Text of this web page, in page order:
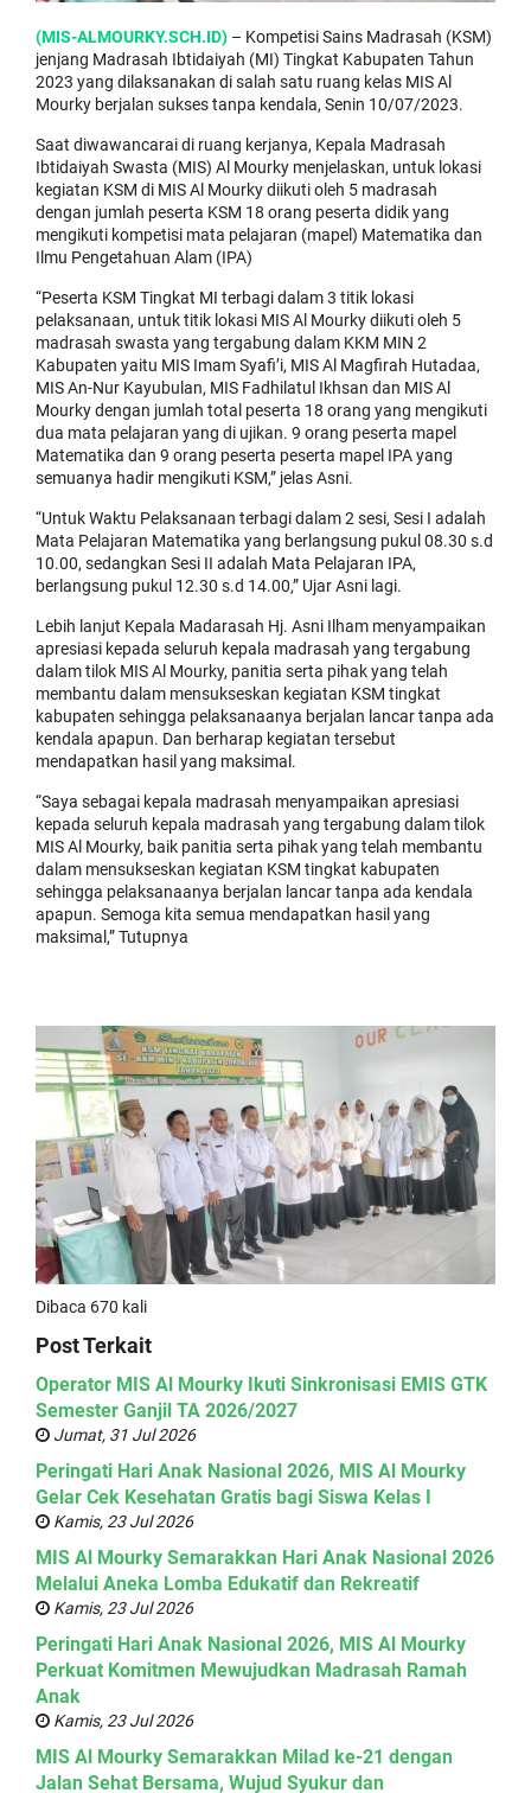
(MIS-ALMOURKY.SCH.ID) – Kompetisi Sains Madrasah (KSM)
jenjang Madrasah Ibtidaiyah (MI) Tingkat Kabupaten Tahun
2023 yang dilaksanakan di salah satu ruang kelas MIS Al
Mourky berjalan sukses tanpa kendala, Senin 10/07/2023.
Saat diwawancarai di ruang kerjanya, Kepala Madrasah
Ibtidaiyah Swasta (MIS) Al Mourky menjelaskan, untuk lokasi
kegiatan KSM di MIS Al Mourky diikuti oleh 5 madrasah
dengan jumlah peserta KSM 18 orang peserta didik yang
mengikuti kompetisi mata pelajaran (mapel) Matematika dan
Ilmu Pengetahuan Alam (IPA)
“Peserta KSM Tingkat MI terbagi dalam 3 titik lokasi
pelaksanaan, untuk titik lokasi MIS Al Mourky diikuti oleh 5
madrasah swasta yang tergabung dalam KKM MIN 2
Kabupaten yaitu MIS Imam Syafi’i, MIS Al Magfirah Hutadaa,
MIS An-Nur Kayubulan, MIS Fadhilatul Ikhsan dan MIS Al
Mourky dengan jumlah total peserta 18 orang yang mengikuti
dua mata pelajaran yang di ujikan. 9 orang peserta mapel
Matematika dan 9 orang peserta peserta mapel IPA yang
semuanya hadir mengikuti KSM,” jelas Asni.
“Untuk Waktu Pelaksanaan terbagi dalam 2 sesi, Sesi I adalah
Mata Pelajaran Matematika yang berlangsung pukul 08.30 s.d
10.00, sedangkan Sesi II adalah Mata Pelajaran IPA,
berlangsung pukul 12.30 s.d 14.00,” Ujar Asni lagi.
Lebih lanjut Kepala Madarasah Hj. Asni Ilham menyampaikan
apresiasi kepada seluruh kepala madrasah yang tergabung
dalam tilok MIS Al Mourky, panitia serta pihak yang telah
membantu dalam mensukseskan kegiatan KSM tingkat
kabupaten sehingga pelaksanaanya berjalan lancar tanpa ada
kendala apapun. Dan berharap kegiatan tersebut
mendapatkan hasil yang maksimal.
“Saya sebagai kepala madrasah menyampaikan apresiasi
kepada seluruh kepala madrasah yang tergabung dalam tilok
MIS Al Mourky, baik panitia serta pihak yang telah membantu
dalam mensukseskan kegiatan KSM tingkat kabupaten
sehingga pelaksanaanya berjalan lancar tanpa ada kendala
apapun. Semoga kita semua mendapatkan hasil yang
maksimal,” Tutupnya
Dibaca 670 kali
Post Terkait
Operator MIS Al Mourky Ikuti Sinkronisasi EMIS GTK
Semester Ganjil TA 2026/2027
Jumat, 31 Jul 2026
Peringati Hari Anak Nasional 2026, MIS Al Mourky
Gelar Cek Kesehatan Gratis bagi Siswa Kelas I
Kamis, 23 Jul 2026
MIS Al Mourky Semarakkan Hari Anak Nasional 2026
Melalui Aneka Lomba Edukatif dan Rekreatif
Kamis, 23 Jul 2026
Peringati Hari Anak Nasional 2026, MIS Al Mourky
Perkuat Komitmen Mewujudkan Madrasah Ramah
Anak
Kamis, 23 Jul 2026
MIS Al Mourky Semarakkan Milad ke-21 dengan
Jalan Sehat Bersama, Wujud Syukur dan